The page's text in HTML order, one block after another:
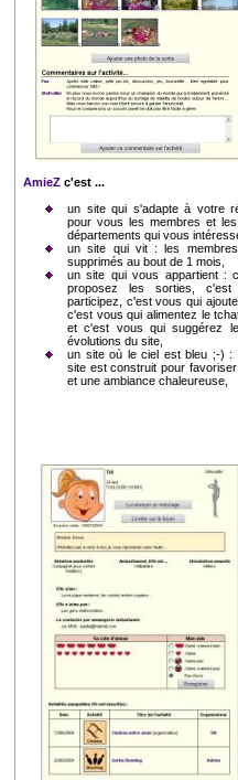
AmieZ c'est ...
un site qui s'adapte à votre
pour vous les membres et
départements qui vous
un site qui vit : les
supprimés au bout de 1 mois,
un site qui vous appartient :
proposez les sorties,
participez, c'est vous qui
c'est vous qui alimentez le
et c'est vous qui suggérez
évolutions du site,
un site où le ciel est bleu ;-) :
site est construit pour
et une ambiance chaleureuse,